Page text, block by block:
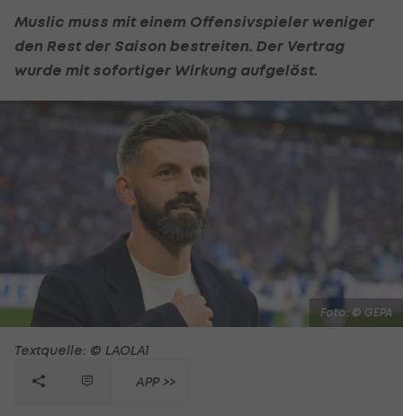
Muslic muss mit einem Offensivspieler weniger
den Rest der Saison bestreiten. Der Vertrag
wurde mit sofortiger Wirkung aufgelöst.
Foto: © GEPA
Textquelle: © LAOLA1
APP >>